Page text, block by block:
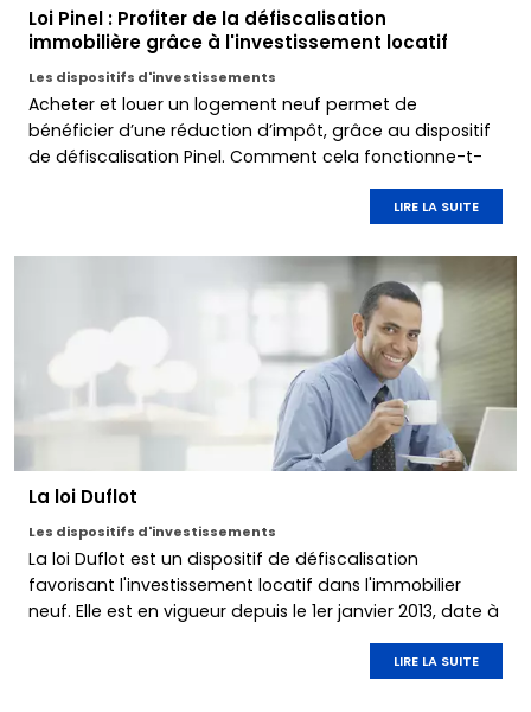
Loi Pinel : Profiter de la défiscalisation
immobilière grâce à l'investissement locatif
Les dispositifs d'investissements
Acheter et louer un logement neuf permet de
bénéficier d’une réduction d’impôt, grâce au dispositif
de défiscalisation Pinel. Comment cela fonctionne-t-
il ? Quelles sont les conditions à remplir ? Le point avec
LIRE LA SUITE
La loi Duflot
Les dispositifs d'investissements
La loi Duflot est un dispositif de défiscalisation
favorisant l'investissement locatif dans l'immobilier
neuf. Elle est en vigueur depuis le 1er janvier 2013, date à
laquelle le dispositif Duflot a succédé à la loi Scellier.
LIRE LA SUITE